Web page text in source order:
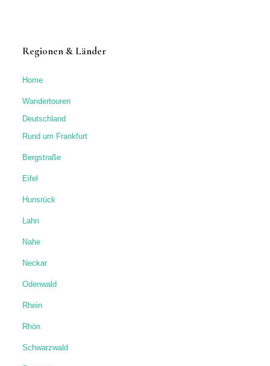
Regionen & Länder
Home
Wandertouren
Deutschland
Rund um Frankfurt
Bergstraße
Eifel
Hunsrück
Lahn
Nahe
Neckar
Odenwald
Rhein
Rhön
Schwarzwald